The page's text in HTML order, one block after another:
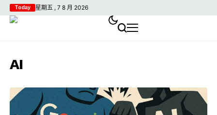
Today 星期五 , 7 8 月 2026
AI